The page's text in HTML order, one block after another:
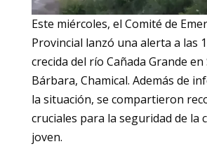
Este miércoles, el Comité de
Provincial lanzó una alerta a las
crecida del río Cañada Grande en
Bárbara, Chamical. Además de
la situación, se compartieron
cruciales para la seguridad de la
joven.